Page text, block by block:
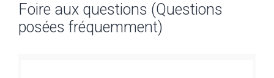
Foire aux questions (Questions
posées fréquemment)